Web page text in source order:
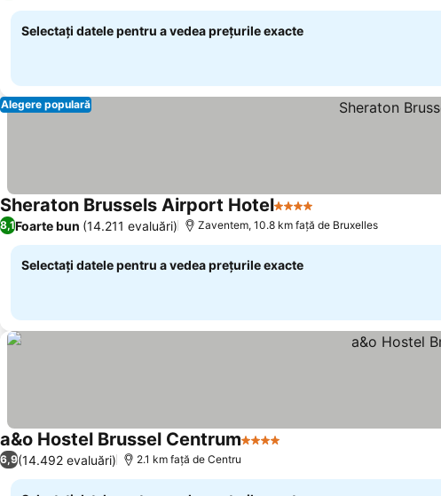
Selectați datele pentru a vedea prețurile exacte
Alegere populară
Sheraton Brussels Airport Hotel4 Stele
8,1Foarte bun (14.211 evaluări) Zaventem, 10.8 km faţă de Bruxelles
Selectați datele pentru a vedea prețurile exacte
a&o Hostel Brussel Centrum4 Stele
6,9(14.492 evaluări) 2.1 km faţă de Centru